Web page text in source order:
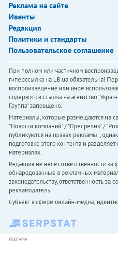
Реклама на сайте
Ивенты
Редакция
Политики и стандарты
Пользовательское соглашение
При полном или частичном
гиперссылка на LB.ua обязательна!
воспроизведение или иное
содержится ссылка на агентство
Группа" запрещено.
Материалы, которые размещаются на
"Новости компаний" / "Пресрелиз" /
публикуются на правах рекламы. ,
подготовке этого контента и
материалах.
Редакция не несет ответственности
обнародованные в рекламных
законодательству, ответственность
рекламодатель.
Субъект в сфере онлайн-медиа;
РЕКЛАМА